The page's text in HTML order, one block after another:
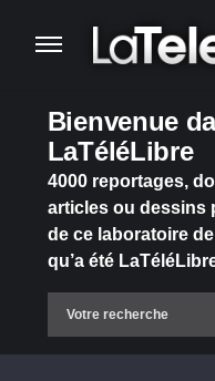
Bienvenue
LaTéléLibre
4000 reportages,
articles ou dessins
de ce laboratoire
qu’a été